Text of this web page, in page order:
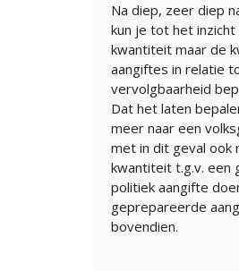
Na diep, zeer diep
kun je tot het
kwantiteit maar de
aangiftes in relatie
vervolgbaarheid
Dat het laten
meer naar een
met in dit geval ook
kwantiteit t.g.v. een
politiek aangifte
geprepareerde
bovendien.